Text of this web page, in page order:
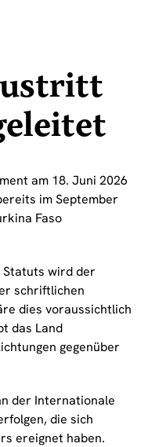
am 18. Juni 2026
im September
Faso
Statuts wird der
schriftlichen
dies voraussichtlich
das Land
gegenüber
der Internationale
die sich
ereignet haben.